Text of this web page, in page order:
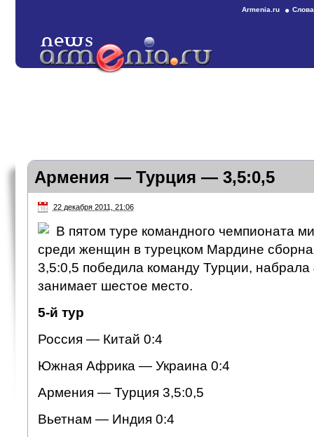
Armenia.ru
Армения — Турция — 3,5:0,5
22 декабря 2011, 21:06
В пятом туре командного чемпионата
среди женщин в турецком Мардине
3,5:0,5 победила команду Турции,
занимает шестое место.
5-й тур
Россия — Китай 0:4
Южная Африка — Украина 0:4
Армения — Турция 3,5:0,5
Вьетнам — Индия 0:4